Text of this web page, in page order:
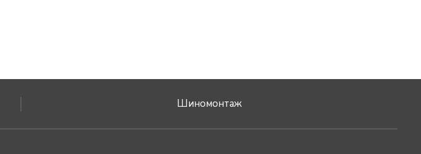
Шиномонтаж